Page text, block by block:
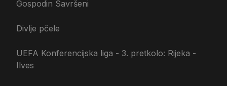
Gospodin Savršeni
Divlje pčele
UEFA Konferencijska liga - 3. pretkolo: Rijeka -
Ilves